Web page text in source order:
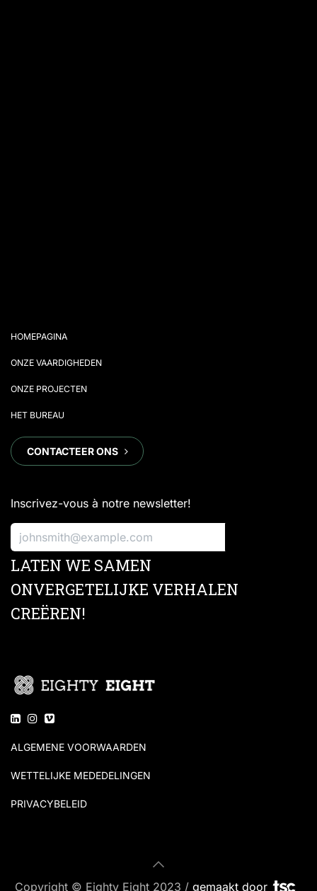
HOMEPAGINA
ONZE VAARDIGHEDEN
ONZE PROJECTEN
HET BUREAU
CONTACTEER ONS
Inscrivez-vous à notre newsletter!
LATEN WE SAMEN
ONVERGETELIJKE VERHALEN
CREËREN!
ALGEMENE VOORWAARDEN
WETTELIJKE MEDEDELINGEN
PRIVACYBELEID
Copyright © Eighty Eight 2023 / gemaakt door